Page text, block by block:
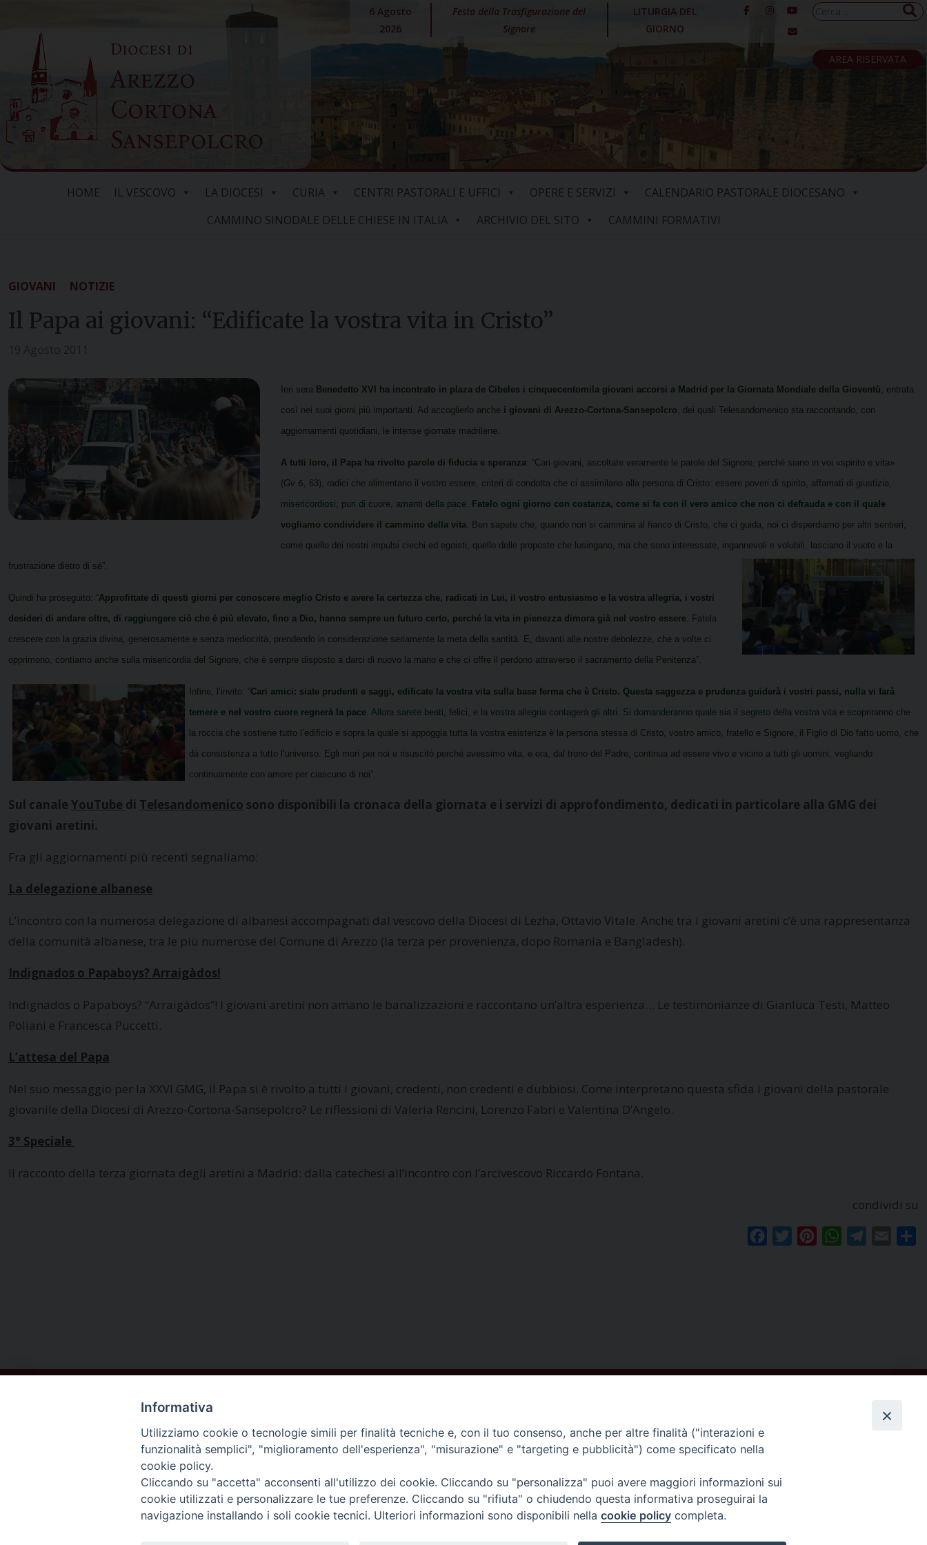
content
Diocesi di
Arezzo
Cortona
Sansepolcro
6 Agosto
2026
Festa della Trasfigurazione del
Signore
LITURGIA DEL
GIORNO
Ricerca
AREA RISERVATA
HOME IL VESCOVO LA DIOCESI CURIA CENTRI PASTORALI E UFFICI OPERE E SERVIZI
CALENDARIO PASTORALE DIOCESANO
CAMMINO SINODALE DELLE CHIESE IN ITALIA
ARCHIVIO DEL SITO CAMMINI FORMATIVI
GIOVANI NOTIZIE
Il Papa ai giovani: “Edificate la vostra vita in Cristo”
Ieri sera Benedetto XVI ha incontrato in plaza de Cibeles i cinquecentomila giovani accorsi a Madrid per la Giornata Mondiale della Gioventù , entrata
così nei suoi giorni più importanti. Ad accoglierlo anche i giovani di Arezzo-Cortona-Sansepolcro , dei quali Telesandomenico sta raccontando, con
aggiornamenti quotidiani, le intense giornate madrilene.
A tutti loro, il Papa ha rivolto parole di fiducia e speranza: “Cari giovani, ascoltate veramente le parole del Signore, perché siano in voi «spirito e vita»
(Gv 6 , 63), radici che alimentano il vostro essere, criteri di condotta che ci assimilano alla persona di Cristo: essere poveri di spirito, affamati di giustizia,
misericordiosi, puri di cuore, amanti della pace. Fatelo ogni giorno con costanza, come si fa con il vero amico che non ci defrauda e con il quale
vogliamo condividere il cammino della vita . Ben sapete che, quando non si cammina al fianco di Cristo, che ci guida, noi ci disperdiamo per altri sentieri,
come quello dei nostri impulsi ciechi ed egoisti, quello delle proposte che lusingano, ma che sono interessate, ingannevoli e volubili, lasciano il vuoto e la
frustrazione dietro di sé”.
Quindi ha proseguito: “Approfittate di questi giorni per conoscere meglio Cristo e avere la certezza che, radicati in Lui, il vostro entusiasmo e la vostra allegria, i vostri
desideri di andare oltre, di raggiungere ciò che è più elevato, fino a Dio, hanno sempre un futuro certo, perché la vita in pienezza dimora già nel vostro essere . Fatela
crescere con la grazia divina, generosamente e senza mediocrità, prendendo in considerazione seriamente la meta della santità. E, davanti alle nostre debolezze, che a volte ci
opprimono, contiamo anche sulla misericordia del Signore, che è sempre disposto a darci di nuovo la mano e che ci offre il perdono attraverso il sacramento della Penitenza”.
Infine, l’invito: “Cari amici: siate prudenti e saggi, edificate la vostra vita sulla base ferma che è Cristo. Questa saggezza e prudenza guiderà i vostri passi, nulla vi farà
temere e nel vostro cuore regnerà la pace . Allora sarete beati, felici, e la vostra allegria contagerà gli altri. Si domanderanno quale sia il segreto della vostra vita e scopriranno che
la roccia che sostiene tutto l’edificio e sopra la quale si appoggia tutta la vostra esistenza è la persona stessa di Cristo, vostro amico, fratello e Signore, il Figlio di Dio fatto uomo, che
dà consistenza a tutto l’universo. Egli morì per noi e risuscitò perché avessimo vita, e ora, dal trono del Padre, continua ad essere vivo e vicino a tutti gli uomini, vegliando
continuamente con amore per ciascuno di noi”.
Sul canale YouTube di Telesandomenico sono disponibili la cronaca della giornata e i servizi di approfondimento, dedicati in particolare alla GMG dei
giovani aretini.
Fra gli aggiornamenti più recenti segnaliamo:
La delegazione albanese
L’incontro con la numerosa delegazione di albanesi accompagnati dal vescovo della Diocesi di Lezha, Ottavio Vitale. Anche tra i giovani aretini c’è una rappresentanza
della comunità albanese, tra le più numerose del Comune di Arezzo (la terza per provenienza, dopo Romania e Bangladesh).
Indignados o Papaboys? Arraigàdos!
Indignados o Papaboys? “Arraigàdos”! I giovani aretini non amano le banalizzazioni e raccontano un’altra esperienza… Le testimonianze di Gianluca Testi, Matteo
Poliani e Francesca Puccetti.
L’attesa del Papa
Nel suo messaggio per la XXVI GMG, il Papa si è rivolto a tutti i giovani, credenti, non credenti e dubbiosi. Come interpretano questa sfida i giovani della pastorale
giovanile della Diocesi di Arezzo-Cortona-Sansepolcro? Le riflessioni di Valeria Rencini, Lorenzo Fabri e Valentina D’Angelo.
3° Speciale
Il racconto della terza giornata degli aretini a Madrid: dalla catechesi all’incontro con l’arcivescovo Riccardo Fontana.
condividi su
FacebookTwitterPinterestWhatsAppTelegram
Email
DIOCESI DI
AREZZO
Contatti
Piazza del Duomo,1 - 52100 Arezzo
segreteria@diocesi.arezzo.it
Seguici su
Informativa
Utilizziamo cookie o tecnologie simili per finalità tecniche e, con il tuo consenso, anche per altre finalità ("interazioni e
funzionalità semplici", "miglioramento dell'esperienza", "misurazione" e "targeting e pubblicità") come specificato nella
cookie policy.
Cliccando su "accetta" acconsenti all'utilizzo dei cookie. Cliccando su "personalizza" puoi avere maggiori informazioni sui
cookie utilizzati e personalizzare le tue preferenze. Cliccando su "rifiuta" o chiudendo questa informativa proseguirai la
navigazione installando i soli cookie tecnici. Ulteriori informazioni sono disponibili nella cookie policy completa.